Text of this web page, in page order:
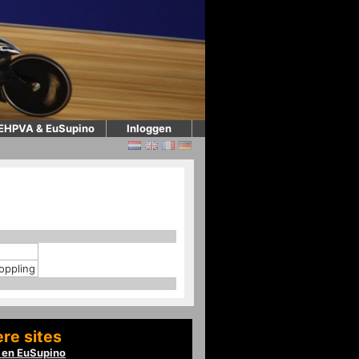
& EuSupino Inloggen
sites
en EuSupino